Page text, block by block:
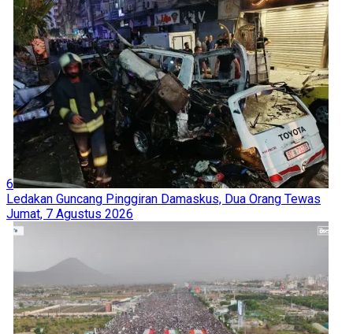
6
Ledakan Guncang Pinggiran Damaskus, Dua Orang Tewas
Jumat, 7 Agustus 2026